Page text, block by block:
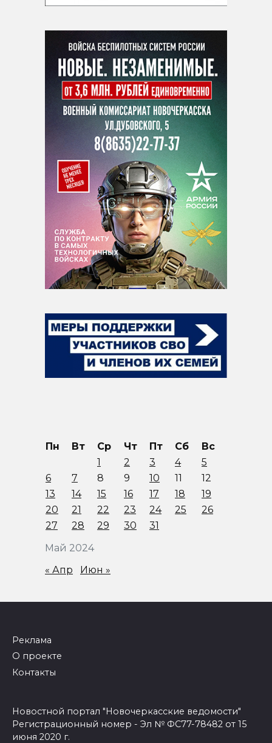
Май 2024
Пн Вт Ср Чт Пт Сб
Вс
1
2 3 4
5
6
7 8 9 10 11
12
13
14 15 16 17 18
19
20
21 22 23 24 25
26
27
28 29 30 31
« Апр Июн »
Реклама
О проекте
Контакты
Новостной портал "Новочеркасские ведомости"
Регистрационный номер - Эл № ФС77-78482 от 15
июня 2020 г.